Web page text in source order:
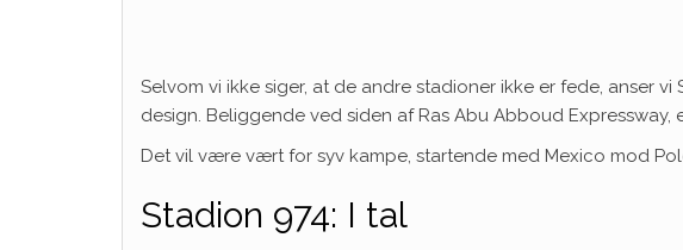
Selvom vi ikke siger, at de andre stadioner ikke er fede, anser
design. Beliggende ved siden af ​​Ras Abu Abboud
Det vil være vært for syv kampe, startende med Mexico mod
Stadion 974: I tal